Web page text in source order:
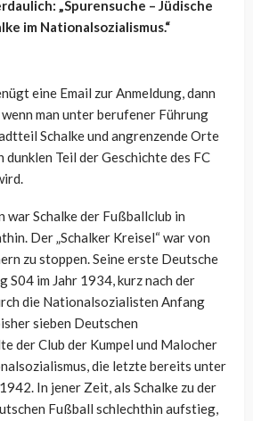
„Spurensuche – Jüdische
im Nationalsozialismus.“
eine Email zur Anmeldung, dann
wenn man unter berufener Führung
Schalke und angrenzende Orte
dunklen Teil der Geschichte des FC
war Schalke der Fußballclub in
Der „Schalker Kreisel“ war von
zu stoppen. Seine erste Deutsche
im Jahr 1934, kurz nach der
die Nationalsozialisten Anfang
sieben Deutschen
der Club der Kumpel und Malocher
die letzte bereits unter
In jener Zeit, als Schalke zu der
Fußball schlechthin aufstieg,